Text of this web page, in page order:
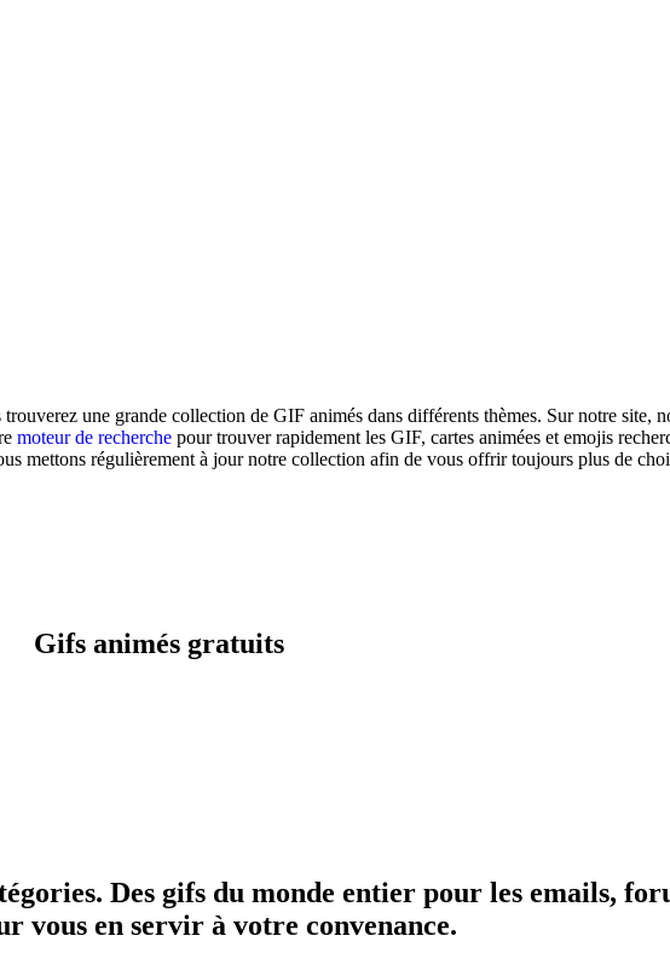
une grande collection de GIF animés dans différents thèmes. Sur notre site,
moteur de recherche pour trouver rapidement les GIF, cartes animées et emojis
mettons régulièrement à jour notre collection afin de vous offrir toujours plus de
Gifs animés gratuits
Des gifs du monde entier pour les emails,
vous en servir à votre convenance.